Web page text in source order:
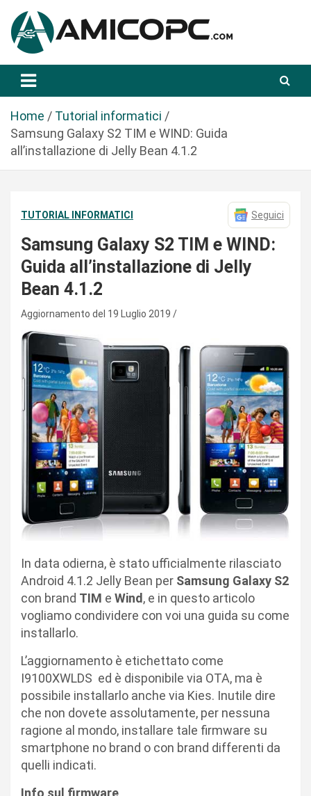
a
Amicopc.com
Home
Tutorial informatici
Samsung Galaxy S2 TIM e WIND: Guida
all’installazione di Jelly Bean 4.1.2
TUTORIAL INFORMATICI Seguici
Samsung Galaxy S2 TIM e WIND:
Guida all’installazione di Jelly
Bean 4.1.2
Aggiornamento del 19 Luglio 2019
In data odierna, è stato ufficialmente rilasciato
Android 4.1.2 Jelly Bean per Samsung Galaxy S2
con brand TIM e Wind, e in questo articolo
vogliamo condividere con voi una guida su come
installarlo.
L’aggiornamento è etichettato come
I9100XWLDS ed è disponibile via OTA, ma è
possibile installarlo anche via Kies. Inutile dire
che non dovete assolutamente, per nessuna
ragione al mondo, installare tale firmware su
smartphone no brand o con brand differenti da
quelli indicati.
Info sul firmware